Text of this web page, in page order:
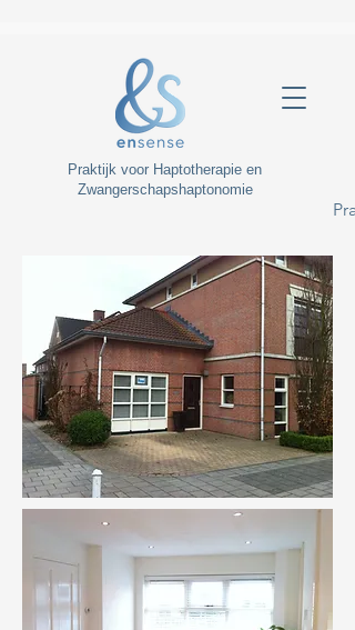
Praktijk voor Haptotherapie en
Zwangerschapshaptonomie